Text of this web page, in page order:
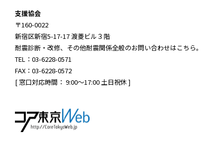
支援協会
〒160-0022
新宿区新宿5-17-17 渡菱ビル３階
耐震診断・改修、その他耐震関係全般のお問い合わせはこちら。
TEL：03-6228-0571
FAX：03-6228-0572
[ 窓口対応時間： 9:00～17:00 土日祝休 ]